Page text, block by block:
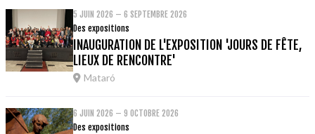
5 JUIN 2026 – 6 SEPTEMBRE 2026
Des expositions
INAUGURATION DE L'EXPOSITION 'JOURS DE FÊTE,
LIEUX DE RENCONTRE'
Mataró
6 JUIN 2026 – 9 OCTOBRE 2026
Des expositions